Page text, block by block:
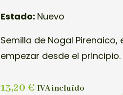
Estado: Nuevo
Semilla de Nogal
empezar desde el principio.
13,20€ IVA incluído